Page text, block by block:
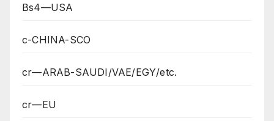
Bs4—USA
c-CHINA-SCO
cr—ARAB-SAUDI/VAE/EGY/etc.
cr—EU